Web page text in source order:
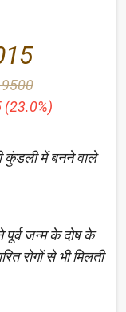
कुंडली में बनने वाले
पूर्व जन्म के दोष के
रोगों से भी मिलती